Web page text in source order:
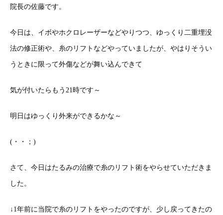
院長の佐藤です。
今日は、イボやホクロレーザーなどやりつつ、ゆっくり二重埋没
法の修正術や、糸のリフトなどやっていましたが、やはりそうい
うときに限って外傷などが舞い込んできて
気が付いたらもう21時です～
明日はゆっくり外来ができるかな～
(・・；)
さて、今日はたるみの治療で糸のリフト術をやらせていただきま
した。
↓1年前に当院で糸のリフトをやったのですが、少し戻ってきたの